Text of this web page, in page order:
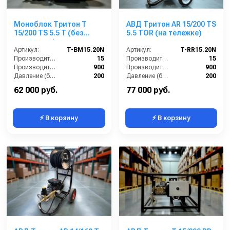
Моноблок Тритон T
15/200 TS 5.5 T (без
электрики)
Артикул:
T-BM15.20N
Производительность (л/мин):
15
Производительность (л/ч):
900
Давление (бар):
200
Напряжение (В):
62 000 руб.
⚡ В корзину
АВД Тритон AR 15/200 TS
5.5 TOR (на тележке)
Артикул:
T-RR15.20N
Производительность (л/мин):
15
Производительность (л/ч):
900
Давление (бар):
200
Напряжение (В):
77 000 руб.
⚡ В корзину